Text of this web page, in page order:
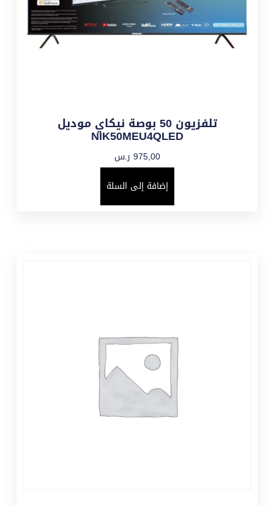
تلفزيون 50 بوصة نيكاي موديل
NIK50MEU4QLED
975,00 ر.س
إضافة إلى السلة